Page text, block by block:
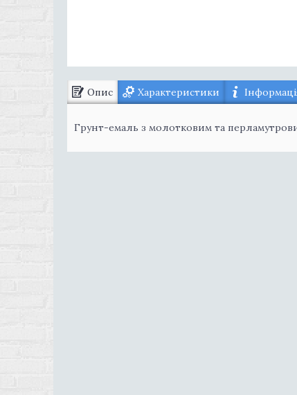
Опис Характеристики
Грунт-емаль з молотковим та